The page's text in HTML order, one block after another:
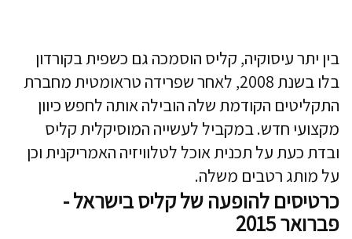
בין יתר עיסוקיה, קליס הוסמכה גם כשפית בקורדון
בלו בשנת 2008, לאחר שפרידה טראומטית מחברת
התקליטים הקודמת שלה הובילה אותה לחפש כיוון
מקצועי חדש. במקביל לעשייה המוסיקלית קליס
ובדת כעת על תכנית אוכל לטלוויזיה האמריקנית וכן
על מותג רטבים משלה.
כרטיסים להופעה של קליס בישראל -
פברואר 2015